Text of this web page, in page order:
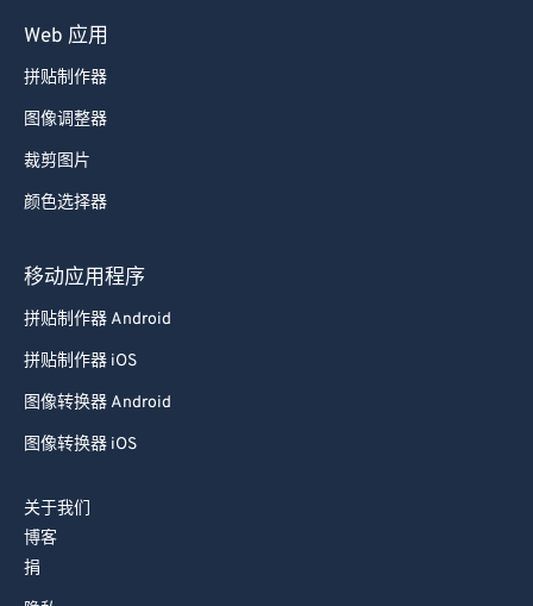
Web 应用
拼贴制作器
图像调整器
裁剪图片
颜色选择器
移动应用程序
拼贴制作器 Android
拼贴制作器 iOS
图像转换器 Android
图像转换器 iOS
关于我们
博客
捐